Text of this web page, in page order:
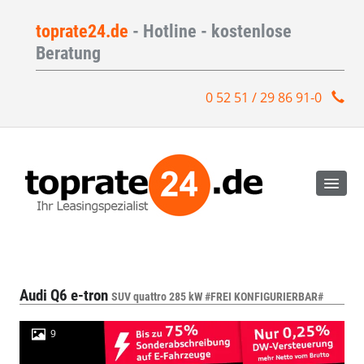
toprate24.de - Hotline - kostenlose
Beratung
0 52 51 / 29 86 91-0
Audi Q6 e-tron SUV quattro 285 kW #FREI KONFIGURIERBAR#
9